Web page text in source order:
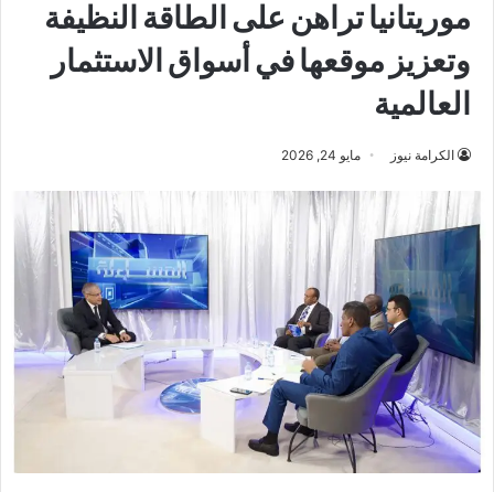
موريتانيا تراهن على الطاقة النظيفة
وتعزيز موقعها في أسواق الاستثمار
العالمية
الكرامة نيوز مايو 24, 2026